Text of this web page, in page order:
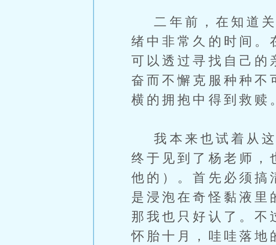
二年前，在知道关
绪中非常久的时间。
可以透过寻找自己的
奋而不懈克服种种不
横的拥抱中得到救赎
我本来也试着从这
终于见到了杨老师，
他的）。首先必须搞
是浸泡在奇怪黏液里
那我也只好认了。不
怀胎十月，哇哇落地